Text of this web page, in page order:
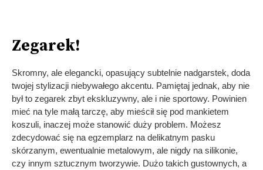
Zegarek!
Skromny, ale elegancki, opasujący subtelnie nadgarstek, doda
twojej stylizacji niebywałego akcentu. Pamiętaj jednak, aby nie
był to zegarek zbyt ekskluzywny, ale i nie sportowy. Powinien
mieć na tyle małą tarczę, aby mieścił się pod mankietem
koszuli, inaczej może stanowić duży problem. Możesz
zdecydować się na egzemplarz na delikatnym pasku
skórzanym, ewentualnie metalowym, ale nigdy na silikonie,
czy innym sztucznym tworzywie. Dużo takich gustownych, a